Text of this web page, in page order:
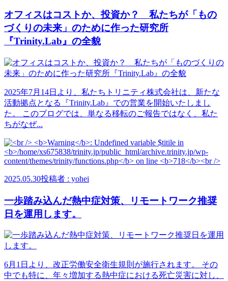
オフィスはコストか、投資か？ 私たちが「もの
づくりの未来」のために作った研究所
『Trinity.Lab』の全貌
2025年7月14日より、私たちトリニティ株式会社は、新たな
活動拠点となる『Trinity.Lab』での営業を開始いたしまし
た。 このブログでは、単なる移転のご報告ではなく、私た
ちがなぜ...
2025.05.30投稿者 : yohei
一歩踏み込んだ熱中症対策、リモートワーク推奨
日を運用します。
6月1日より、改正労働安全衛生規則が施行されます。 その
中でも特に、年々増加する熱中症における死亡災害に対し、